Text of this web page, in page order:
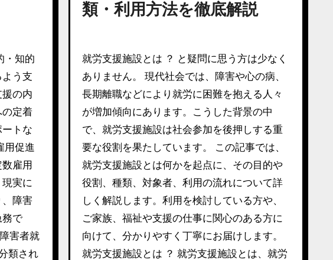
う支
の内
定着
トな
用促進
雇用
実に
障害
務で
害者就
類され
類・利用方法を徹底解説
就労支援施設とは ？ と疑問に思う方は少なく
ありません。 現代社会では、障害や心の病、
長期離職などにより就労に困難を抱える人々
が増加傾向にあります。こうした背景の中
で、就労支援施設は社会参加を後押しする重
要な役割を果たしています。 この記事では、
就労支援施設とは何かを起点に、その目的や
役割、種類、対象者、利用の流れについて詳
しく解説します。利用を検討している方や、
ご家族、福祉や支援の仕事に関心のある方に
向けて、分かりやすく丁寧にお届けします。
就労支援施設とは ？ 就労支援施設とは、就労